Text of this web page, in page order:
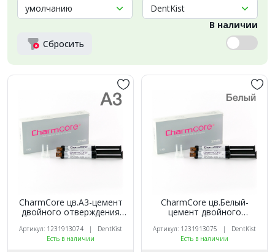
Сбросить
В наличии
CharmCore цв.А3-цемент
двойного отверждения
нас,20канюль), DentKist
Артикул: 1231913074 | DentKist
Есть в наличии
CharmCore цв.Белый-
цемент двойного
нас,20канюль), DentKist
Артикул: 1231913075 | DentKist
Есть в наличии